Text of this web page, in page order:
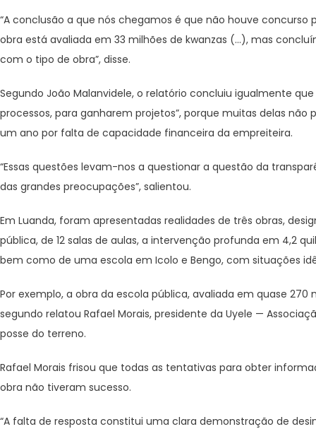
“A conclusão a que nós chegamos é que não houve
obra está avaliada em 33 milhões de kwanzas (…), mas
com o tipo de obra”, disse.
Segundo João Malanvidele, o relatório concluiu igualmente
processos, para ganharem projetos”, porque muitas delas
um ano por falta de capacidade financeira da empreiteira.
“Essas questões levam-nos a questionar a questão da
das grandes preocupações”, salientou.
Em Luanda, foram apresentadas realidades de três obras,
pública, de 12 salas de aulas, a intervenção profunda em 4,2
bem como de uma escola em Icolo e Bengo, com situações
Por exemplo, a obra da escola pública, avaliada em quase
segundo relatou Rafael Morais, presidente da Uyele —
posse do terreno.
Rafael Morais frisou que todas as tentativas para obter
obra não tiveram sucesso.
“A falta de resposta constitui uma clara demonstração de